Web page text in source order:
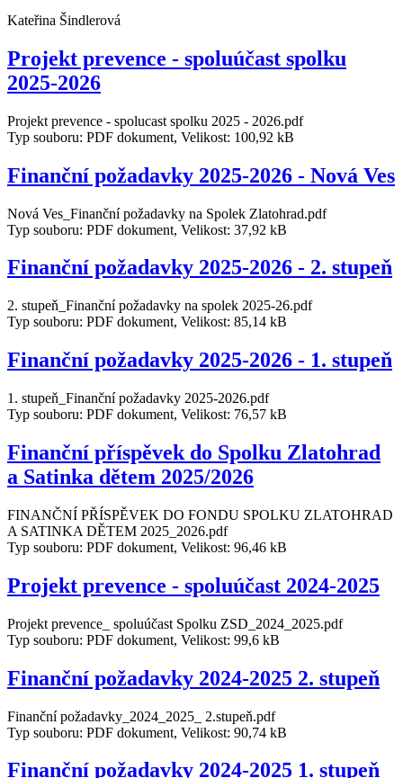
Kateřina Šindlerová
Projekt prevence - spoluúčast spolku
2025-2026
Projekt prevence - spolucast spolku 2025 - 2026.pdf
Typ souboru: PDF dokument, Velikost: 100,92 kB
Finanční požadavky 2025-2026 - Nová Ves
Nová Ves_Finanční požadavky na Spolek Zlatohrad.pdf
Typ souboru: PDF dokument, Velikost: 37,92 kB
Finanční požadavky 2025-2026 - 2. stupeň
2. stupeň_Finanční požadavky na spolek 2025-26.pdf
Typ souboru: PDF dokument, Velikost: 85,14 kB
Finanční požadavky 2025-2026 - 1. stupeň
1. stupeň_Finanční požadavky 2025-2026.pdf
Typ souboru: PDF dokument, Velikost: 76,57 kB
Finanční příspěvek do Spolku Zlatohrad
a Satinka dětem 2025/2026
FINANČNÍ PŘÍSPĚVEK DO FONDU SPOLKU ZLATOHRAD
A SATINKA DĚTEM 2025_2026.pdf
Typ souboru: PDF dokument, Velikost: 96,46 kB
Projekt prevence - spoluúčast 2024-2025
Projekt prevence_ spoluúčast Spolku ZSD_2024_2025.pdf
Typ souboru: PDF dokument, Velikost: 99,6 kB
Finanční požadavky 2024-2025 2. stupeň
Finanční požadavky_2024_2025_ 2.stupeň.pdf
Typ souboru: PDF dokument, Velikost: 90,74 kB
Finanční požadavky 2024-2025 1. stupeň